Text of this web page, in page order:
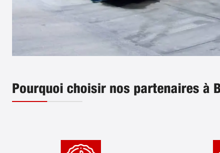
Pourquoi choisir nos partenaires à